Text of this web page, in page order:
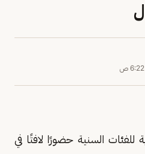
6:22 ص
السنية حضورًا لافتًا في